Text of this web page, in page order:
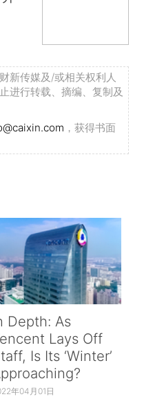
新传媒及/或相关权利人
进行转载、摘编、复制及
，获得书面
Depth: As
Lays Off
Is Its ‘Winter’
年04月01日